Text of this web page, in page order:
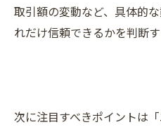
取引額の変動など、具体的
れだけ信頼できるかを判断す
次に注目すべきポイントは